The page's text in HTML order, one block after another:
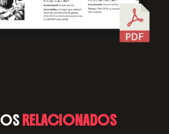
RELACIONADOS